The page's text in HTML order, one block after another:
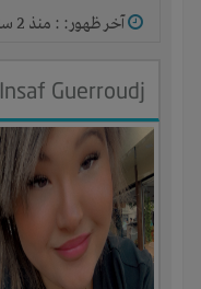
آخر ظهور: : منذ 2 سنوات
Insaf Guerroudj